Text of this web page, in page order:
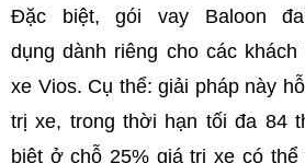
Đặc biệt, gói vay Baloon
dụng dành riêng cho các
xe Vios. Cụ thể: giải pháp này
trị xe, trong thời hạn tối đa 84
biệt ở chỗ 25% giá trị xe có thể